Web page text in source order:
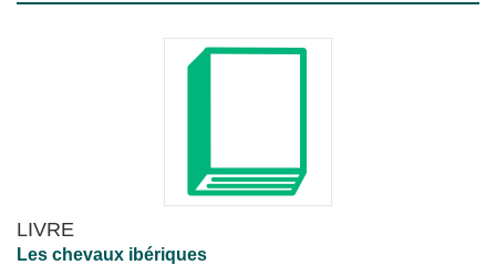
LIVRE
Les chevaux ibériques